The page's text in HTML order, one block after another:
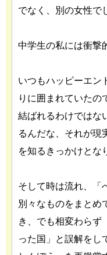
でなく、別の女性で
中学生の私には衝撃
いつもハッピーエン
りに囲まれていたの
結ばれるわけではな
るんだな、それが現
を知るきっかけとな
そして時は流れ、「
別々なものをまとめ
き、でも相変わらず
った国」と誤解をし